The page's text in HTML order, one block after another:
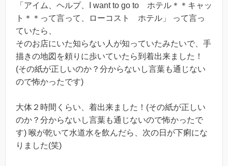
「アイム、ヘルプ、I want to go to ホテル＊＊キャッ
ト＊＊って言って、ローコスト ホテル」 って言っ
ていたら、
そのお店にいた知らない人が知っていたみたいで、手
描きの地図を頼りに歩いていたら到着出来ました！
(その紙が正しいのか？分からないし言葉も通じない
ので怖かったです)
大体２時間くらい、着出来ました！(その紙が正しい
のか？分からないし言葉も通じないので怖かったで
す) 喉が乾いて水道水を飲んだら、次の日が下痢にな
りました(笑)